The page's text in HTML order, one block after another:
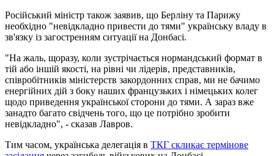
Російський міністр також заявив, що Берліну та Парижу
необхідно "невідкладно привести до тями" українську владу в
зв'язку із загостренням ситуації на Донбасі.
"На жаль, щоразу, коли зустрічається нормандський формат в
тій або іншій якості, на рівні чи лідерів, представників,
співробітників міністерств закордонних справ, ми не бачимо
енергійних дій з боку наших французьких і німецьких колег
щодо приведення української сторони до тями. А зараз вже
занадто багато свідчень того, що це потрібно зробити
невідкладно", - сказав Лавров.
Тим часом, українська делегація в ТКГ скликає термінове